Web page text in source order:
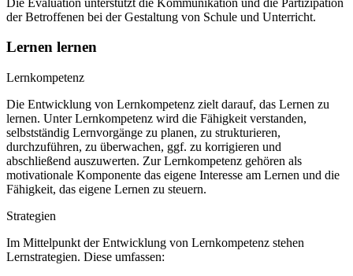
der Betroffenen bei der Gestaltung von Schule und Unterricht.
Lernen lernen
Lernkompetenz
Die Entwicklung von Lernkompetenz zielt darauf, das Lernen zu
lernen. Unter Lernkompetenz wird die Fähigkeit verstanden,
selbstständig Lernvorgänge zu planen, zu strukturieren,
durchzuführen, zu überwachen, ggf. zu korrigieren und
abschließend auszuwerten. Zur Lernkompetenz gehören als
motivationale Komponente das eigene Interesse am Lernen und die
Fähigkeit, das eigene Lernen zu steuern.
Strategien
Im Mittelpunkt der Entwicklung von Lernkompetenz stehen
Lernstrategien. Diese umfassen: